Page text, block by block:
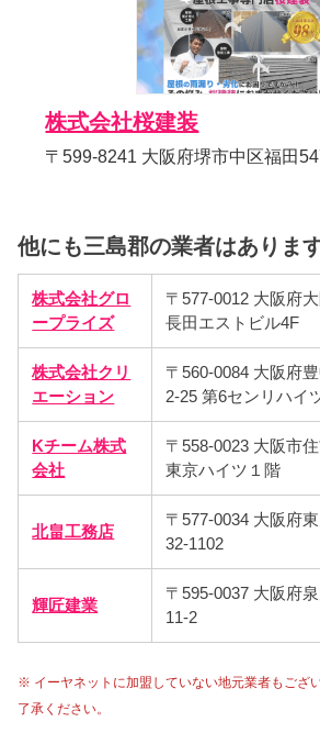
株式会社桜建装
〒599-8241 大阪府堺市中区福田
他にも三島郡の業者はありま
株式会社グロ
ープライズ
〒577-0012 大阪府
長田エストビル4F
株式会社クリ
エーション
〒560-0084 大阪府
2-25 第6センリハイ
Kチーム株式
会社
〒558-0023 大阪市
東京ハイツ１階
北畠工務店
〒577-0034 大阪府
32-1102
輝匠建業
〒595-0037 大阪府
11-2
※ イーヤネットに加盟していない地元業者もござ
了承ください。